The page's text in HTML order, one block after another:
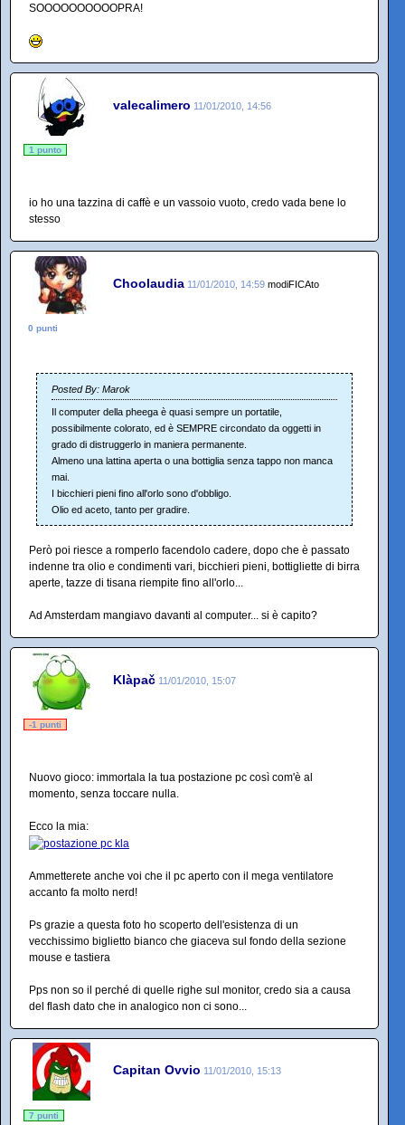
SOOOOOOOOOOPRA!
valecalimero 11/01/2010, 14:56
1 punto
io ho una tazzina di caffè e un vassoio vuoto, credo vada bene lo
stesso
Choolaudia 11/01/2010, 14:59 modiFICAto
0 punti
Posted By: Marok
Il computer della pheega è quasi sempre un portatile,
possibilmente colorato, ed è SEMPRE circondato da oggetti in
grado di distruggerlo in maniera permanente.
Almeno una lattina aperta o una bottiglia senza tappo non manca
mai.
I bicchieri pieni fino all'orlo sono d'obbligo.
Olio ed aceto, tanto per gradire.
Però poi riesce a romperlo facendolo cadere, dopo che è passato
indenne tra olio e condimenti vari, bicchieri pieni, bottigliette di birra
aperte, tazze di tisana riempite fino all'orlo...
Ad Amsterdam mangiavo davanti al computer... si è capito?
Klàpač 11/01/2010, 15:07
-1 punti
Nuovo gioco: immortala la tua postazione pc così com'è al
momento, senza toccare nulla.
Ecco la mia:
Ammetterete anche voi che il pc aperto con il mega ventilatore
accanto fa molto nerd!
Ps grazie a questa foto ho scoperto dell'esistenza di un
vecchissimo biglietto bianco che giaceva sul fondo della sezione
mouse e tastiera
Pps non so il perché di quelle righe sul monitor, credo sia a causa
del flash dato che in analogico non ci sono...
Capitan Ovvio 11/01/2010, 15:13
7 punti